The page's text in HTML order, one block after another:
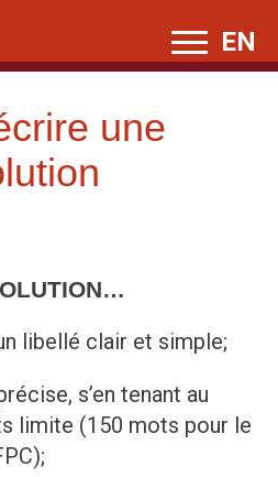
EN
une
libellé clair et simple;
s’en tenant au
limite (150 mots pour le